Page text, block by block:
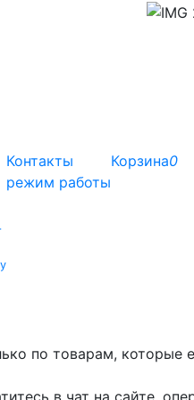
Контакты
режим работы
Корзина0
по товарам, которые
в чат на сайте,